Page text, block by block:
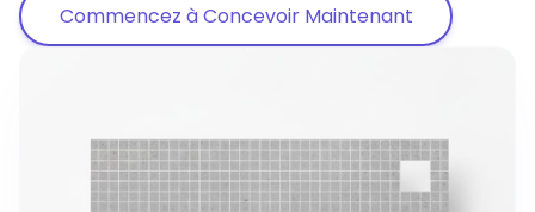
Commencez à Concevoir Maintenant